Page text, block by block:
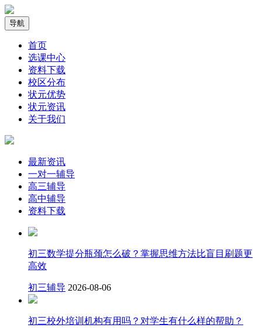
导航
首页
选课中心
资料下载
校区分布
状元优势
状元资讯
关于我们
最新资讯
一对一辅导
高三辅导
高中辅导
资料下载
​初三数学提分瓶颈怎么破？掌握思维方法比盲目刷题更
高效
初三辅导 2026-08-06
初三校外培训机构有用吗？对学生有什么样的帮助？